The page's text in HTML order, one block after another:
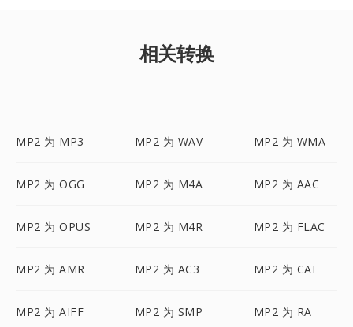
相关转换
MP2 为 MP3 MP2 为 WAV MP2 为 WMA
MP2 为 OGG MP2 为 M4A MP2 为 AAC
MP2 为 OPUS MP2 为 M4R MP2 为 FLAC
MP2 为 AMR MP2 为 AC3 MP2 为 CAF
MP2 为 AIFF MP2 为 SMP MP2 为 RA